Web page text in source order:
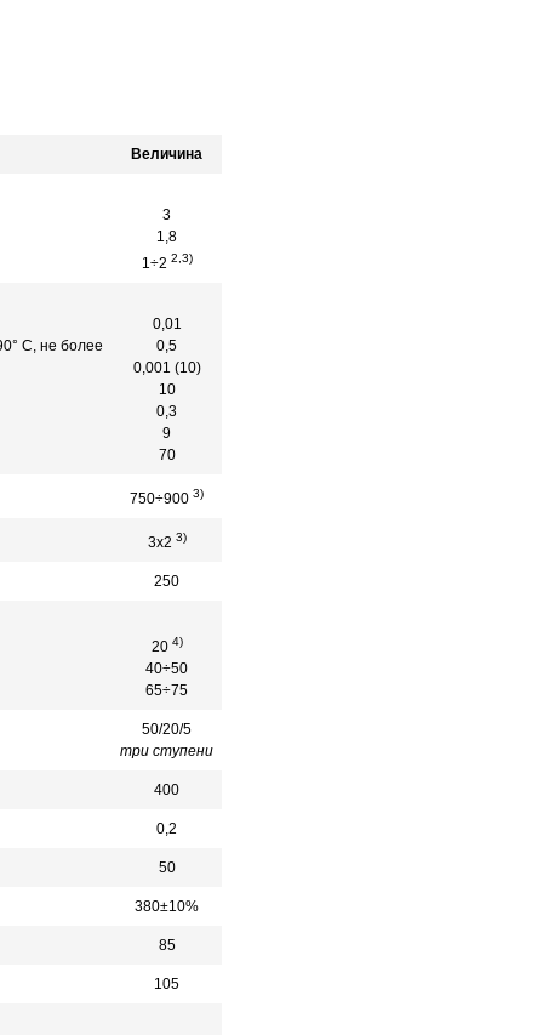
Величина
3
1,8
1÷2 2,3)
С, не более
0,01
0,5
0,001 (10)
10
0,3
9
70
750÷900 3)
3х2 3)
250
20 4)
40÷50
65÷75
50/20/5
три ступени
400
0,2
50
380±10%
85
105